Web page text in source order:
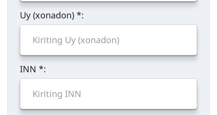
Uy (xonadon) *:
INN *: